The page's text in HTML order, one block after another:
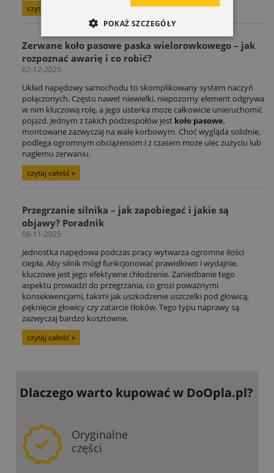
czytaj całość »
Zerwane koło pasowe paska wielorowkowego – jak
rozpoznać awarię i co robić?
02-12-2025
Układ napędowy samochodu to skomplikowany system naczyń
połączonych. Często nawet niewielki, niepozorny element odgrywa
w nim kluczową rolę, a jego usterka może całkowicie unieruchomić
pojazd. Jednym z takich podzespołów jest koło pasowe,
montowane zazwyczaj na wale korbowym. Choć wygląda solidnie,
podlega ogromnym obciążeniom i z czasem może ulec zużyciu lub
nagłemu zerwaniu.
czytaj całość »
Przegrzanie silnika – jak zapobiegać i jakie są
objawy? Poradnik
06-11-2025
Jednostka napędowa podczas pracy wytwarza ogromne ilości
ciepła. Aby silnik mógł funkcjonować prawidłowo i wydajnie,
kluczowe jest jego efektywne chłodzenie. Zaniedbanie tego
aspektu prowadzi do przegrzania, co grozi poważnymi
konsekwencjami, takimi jak uszkodzenie uszczelki pod głowicą,
pęknięcie głowicy czy zatarcie tłoków. Tego typu naprawy są
zazwyczaj bardzo kosztowne.
czytaj całość »
Dlaczego warto kupowaćw DoOpla.pl?
Oryginalne
części
POKAŻ SZCZEGÓŁY